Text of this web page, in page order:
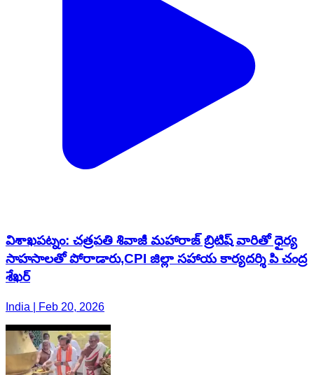
విశాఖపట్నం: చత్రపతి శివాజీ మహారాజ్ బ్రిటిష్ వారితో ధైర్య
సాహసాలతో పోరాడారు,CPI జిల్లా సహాయ కార్యదర్శి పి చంద్ర
శేఖర్
India | Feb 20, 2026